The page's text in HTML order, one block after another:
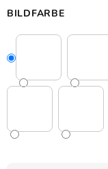
BILDFARBE